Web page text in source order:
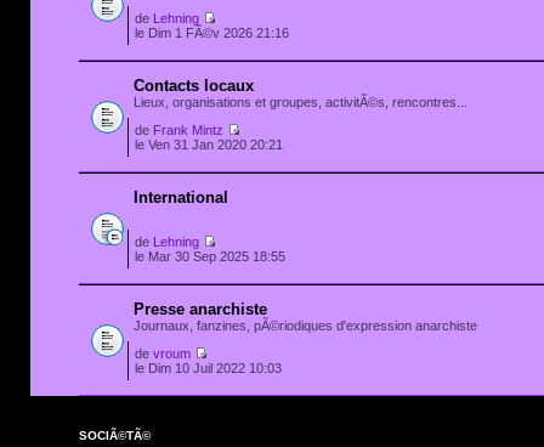
de
Lehning
le Dim 1 FÃ©v 2026 21:16
Contacts locaux
Lieux, organisations et groupes, activitÃ©s, rencontres...
de Frank Mintz
le Ven 31 Jan 2020 20:21
International
de
Lehning
le Mar 30 Sep 2025 18:55
Presse anarchiste
Journaux, fanzines, pÃ©riodiques d'expression anarchiste
de vroum
le Dim 10 Juil 2022 10:03
SOCIÃ©TÃ©